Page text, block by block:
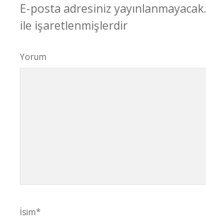
E-posta adresiniz yayınlanmayacak.
ile işaretlenmişlerdir
Yorum
İsim*